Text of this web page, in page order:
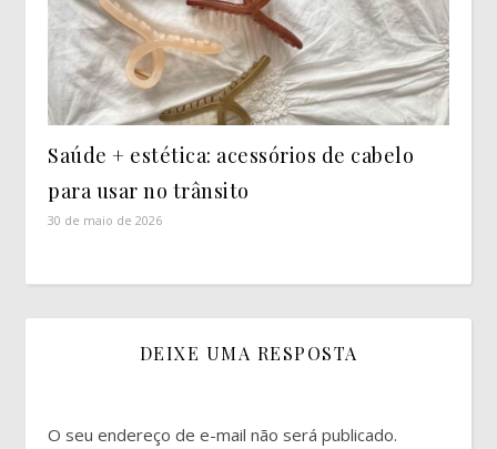
Saúde + estética: acessórios de cabelo
para usar no trânsito
30 de maio de 2026
DEIXE UMA RESPOSTA
O seu endereço de e-mail não será publicado.